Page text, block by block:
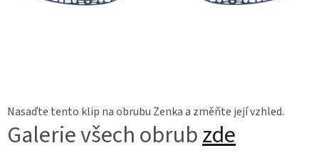
Nasaďte tento klip na obrubu Zenka a změňte její vzhled.
Galerie všech obrubzde